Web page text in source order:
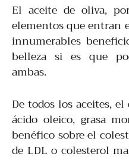
El aceite de oliva,
elementos que entran
innumerables
belleza si es que
ambas.
De todos los aceites,
ácido oleico, grasa
benéfico sobre el
de LDL o colesterol